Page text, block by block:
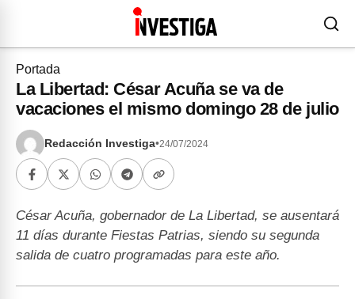
Portada
La Libertad: César Acuña se va de
vacaciones el mismo domingo 28 de julio
Redacción Investiga•24/07/2024
César Acuña, gobernador de La Libertad, se ausentará
11 días durante Fiestas Patrias, siendo su segunda
salida de cuatro programadas para este año.